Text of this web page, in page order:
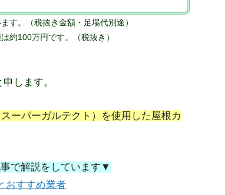
す。（税抜き金額・足場代別途）
約100万円です。（税抜き）
します。
ーパーガルテクト）を使用した屋根カ
で解説をしています▼
おすすめ業者